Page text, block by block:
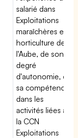
salarié dans
Exploitations
maraîchères et
horticulture de
l'Aube, de son
degré
d'autonomie, de
sa compétence
dans les
activités liées à
la CCN
Exploitations